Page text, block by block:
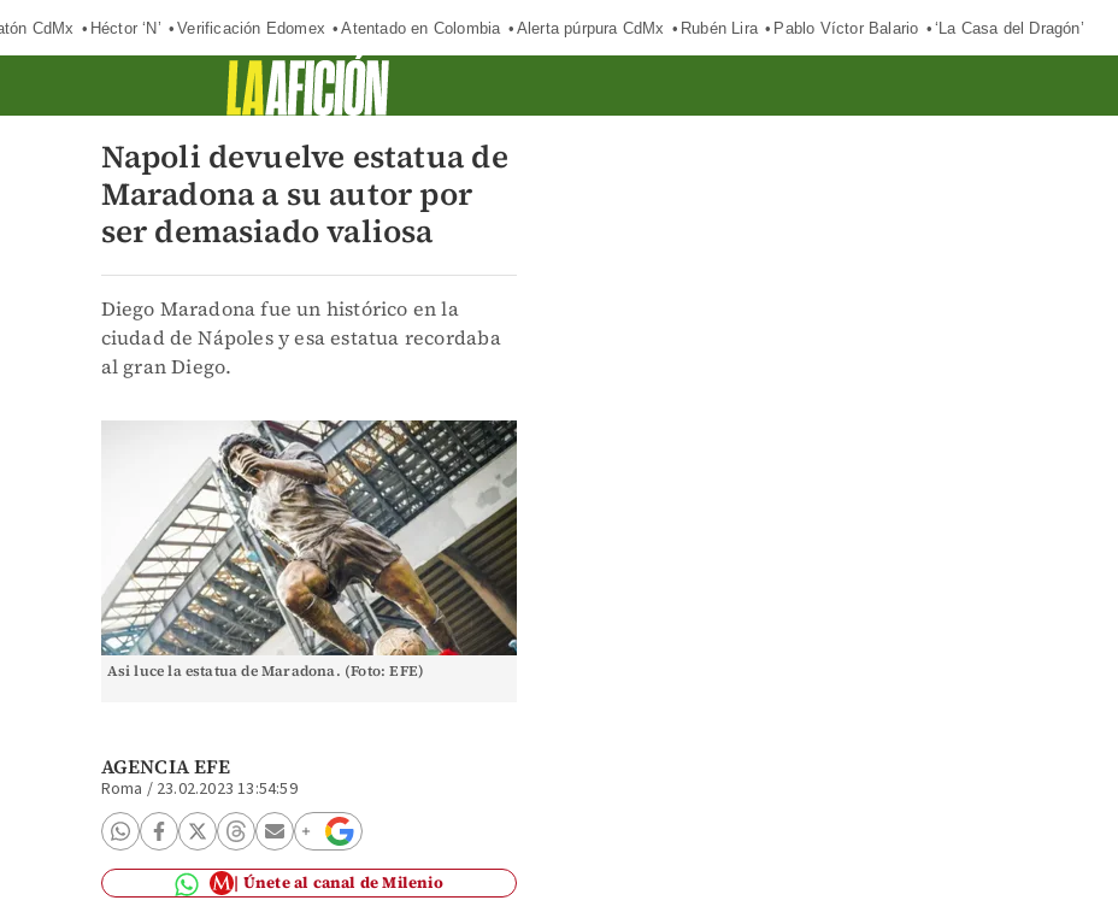
CdMx Héctor ‘N’ Verificación Edomex Atentado en Colombia Alerta púrpura CdMx Rubén Lira Pablo Víctor Balario ‘La Casa del Dragón’
Napoli devuelve estatua de
Maradona a su autor por
ser demasiado valiosa
Diego Maradona fue un histórico en la
ciudad de Nápoles y esa estatua recordaba
al gran Diego.
Asi luce la estatua de Maradona. (Foto: EFE)
AGENCIA EFE
Roma / 23.02.2023 13:54:59
Únete al canal de Milenio